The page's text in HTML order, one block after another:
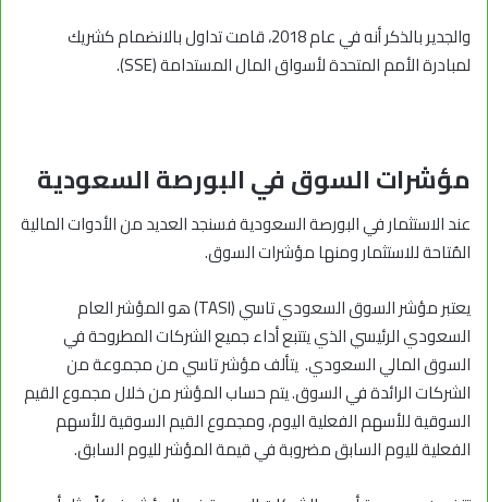
والجدير بالذكر أنه في عام 2018، قامت تداول بالانضمام كشريك
لمبادرة الأمم المتحدة لأسواق المال المستدامة (SSE).
مؤشرات السوق في البورصة السعودية
عند الاستثمار في البورصة السعودية فسنجد العديد من الأدوات المالية
المُتاحة للاستثمار ومنها مؤشرات السوق.
يعتبر مؤشر السوق السعودي تاسي (TASI) هو المؤشر العام
السعودي الرئيسي الذي يتتبع أداء جميع الشركات المطروحة في
السوق المالي السعودي. يتألف مؤشر تاسي من مجموعة من
الشركات الرائدة في السوق. يتم حساب المؤشر من خلال مجموع القيم
السوقية للأسهم الفعلية اليوم، ومجموع القيم السوقية للأسهم
الفعلية لليوم السابق مضروبة في قيمة المؤشر لليوم السابق.